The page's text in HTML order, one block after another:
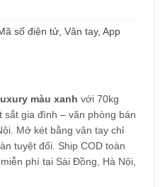
số điện tử, Vân tay, App
màu xanh với 70kg
sắt gia đình – văn phòng bán
Mở két bằng vân tay chỉ
tuyệt đối. Ship COD toàn
phí tại Sài Đồng, Hà Nội,